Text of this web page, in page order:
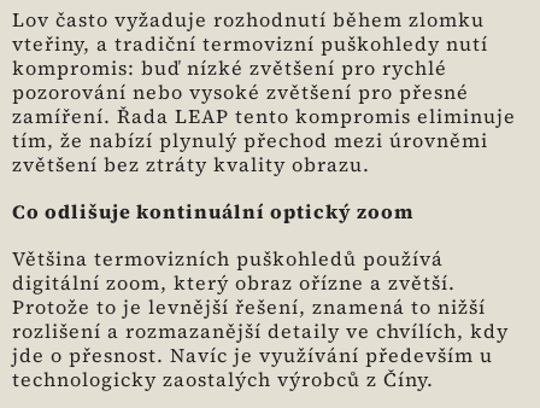
Lov často vyžaduje rozhodnutí během zlomku
vteřiny, a tradiční termovizní puškohledy nutí
kompromis: buď nízké zvětšení pro rychlé
pozorování nebo vysoké zvětšení pro přesné
zamíření. Řada LEAP tento kompromis eliminuje
tím, že nabízí plynulý přechod mezi úrovněmi
zvětšení bez ztráty kvality obrazu.
Co odlišuje kontinuální optický zoom
Většina termovizních puškohledů používá
digitální zoom, který obraz ořízne a zvětší.
Protože to je levnější řešení, znamená to nižší
rozlišení a rozmazanější detaily ve chvílích, kdy
jde o přesnost. Navíc je využívání především u
technologicky zaostalých výrobců z Číny.